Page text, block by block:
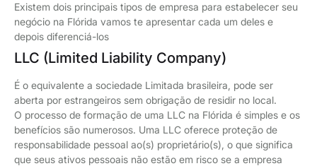
Existem dois principais tipos de empresa para estabelecer seu
negócio na Flórida vamos te apresentar cada um deles e
depois diferenciá-los
LLC (Limited Liability Company)
É o equivalente a sociedade Limitada brasileira, pode ser
aberta por estrangeiros sem obrigação de residir no local.
O processo de formação de uma LLC na Flórida é simples e os
benefícios são numerosos. Uma LLC oferece proteção de
responsabilidade pessoal ao(s) proprietário(s), o que significa
que seus ativos pessoais não estão em risco se a empresa